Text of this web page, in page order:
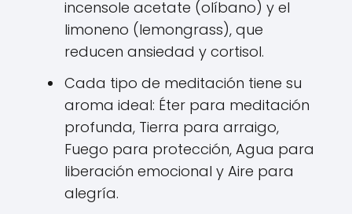
incensole acetate (olíbano) y el
limoneno (lemongrass), que
reducen ansiedad y cortisol.
Cada tipo de meditación tiene su
aroma ideal: Éter para meditación
profunda, Tierra para arraigo,
Fuego para protección, Agua para
liberación emocional y Aire para
alegría.